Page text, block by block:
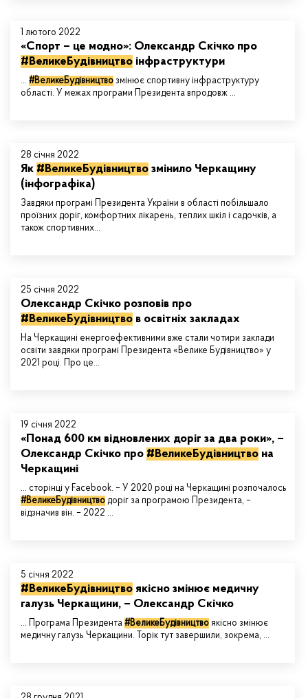
«Спорт – це модно»: Олександр Скічко про
#ВеликеБудівництво інфраструктури
... #ВеликеБудівництво змінює спортивну інфраструктуру
області. У межах програми Президента впродовж ...
1 лютого 2022
Як #ВеликеБудівництво змінило Черкащину
(інфографіка)
Завдяки програмі Президента України в області побільшало
проїзних доріг, комфортних лікарень, теплих шкіл і садочків, а
також спортивних…
28 січня 2022
Олександр Скічко розповів про
#ВеликеБудівництво в освітніх закладах
На Черкащині енергоефективними вже стали чотири заклади
освіти завдяки програмі Президента «Велике Будівництво» у
2021 році. Про це…
25 січня 2022
«Понад 600 км відновлених доріг за два роки», –
Олександр Скічко про #ВеликеБудівництво на
Черкащині
... сторінці у Facebook. – У 2020 році на Черкащині розпочалось
#ВеликеБудівництво доріг за програмою Президента, –
відзначив він. – 2022 ...
19 січня 2022
#ВеликеБудівництво якісно змінює медичну
галузь Черкащини, – Олександр Скічко
... Програма Президента #ВеликеБудівництво якісно змінює
медичну галузь Черкащини. Торік тут завершили, зокрема, ...
5 січня 2022